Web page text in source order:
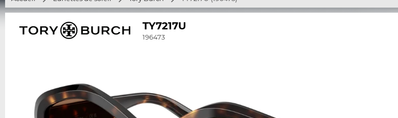
TY7217U
196473